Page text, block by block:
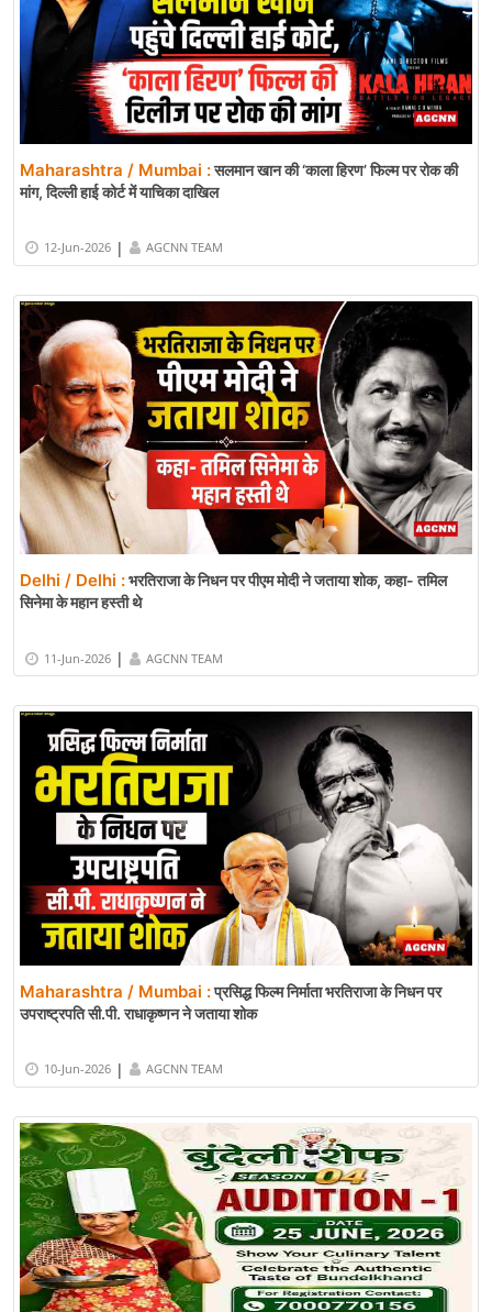
Maharashtra / Mumbai :सलमान खान की ‘काला हिरण’ फिल्म पर रोक की
मांग, दिल्ली हाई कोर्ट में याचिका दाखिल
12-Jun-2026 | AGCNN TEAM
Delhi / Delhi :भरतिराजा के निधन पर पीएम मोदी ने जताया शोक, कहा- तमिल
सिनेमा के महान हस्ती थे
11-Jun-2026 | AGCNN TEAM
Maharashtra / Mumbai :प्रसिद्ध फिल्म निर्माता भरतिराजा के निधन पर
उपराष्ट्रपति सी.पी. राधाकृष्णन ने जताया शोक
10-Jun-2026 | AGCNN TEAM